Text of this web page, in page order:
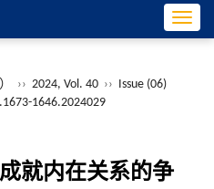
›› 2024, Vol. 40 ››
Issue (06)
1646.2024029
就内在关系的争